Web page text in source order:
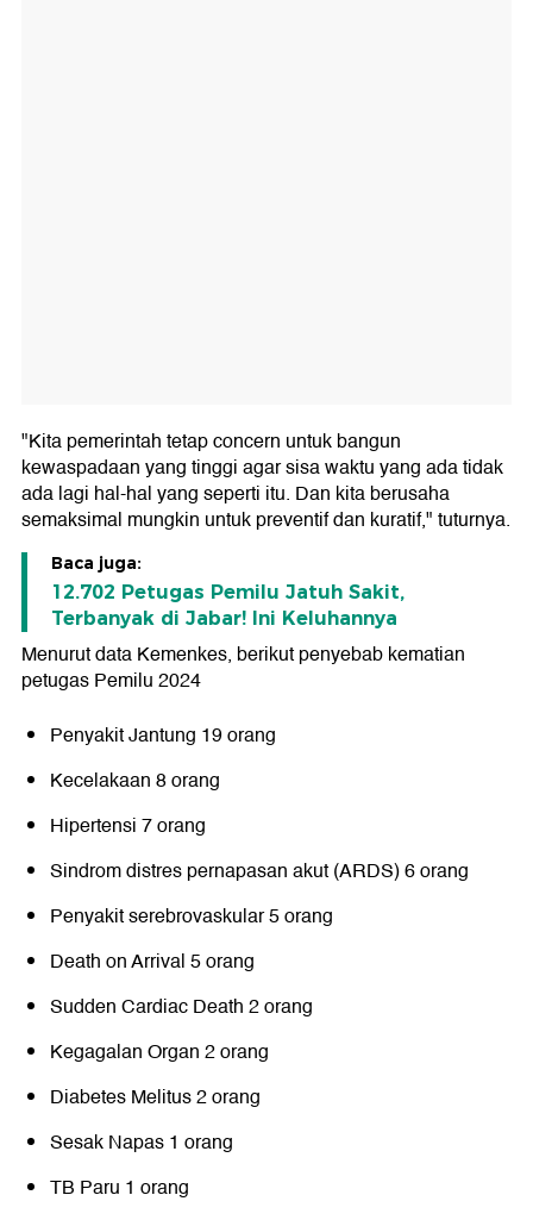
"Kita pemerintah tetap concern untuk bangun
kewaspadaan yang tinggi agar sisa waktu yang ada tidak
ada lagi hal-hal yang seperti itu. Dan kita berusaha
semaksimal mungkin untuk preventif dan kuratif," tuturnya.
Baca juga:
12.702 Petugas Pemilu Jatuh Sakit,
Terbanyak di Jabar! Ini Keluhannya
Menurut data Kemenkes, berikut penyebab kematian
petugas Pemilu 2024
Penyakit Jantung 19 orang
Kecelakaan 8 orang
Hipertensi 7 orang
Sindrom distres pernapasan akut (ARDS) 6 orang
Penyakit serebrovaskular 5 orang
Death on Arrival 5 orang
Sudden Cardiac Death 2 orang
Kegagalan Organ 2 orang
Diabetes Melitus 2 orang
Sesak Napas 1 orang
TB Paru 1 orang